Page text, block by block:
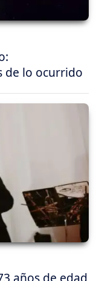
de lo ocurrido
años de edad